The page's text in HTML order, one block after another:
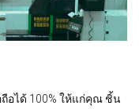
อได้ 100% ให้แก่คุณ ชิ้น